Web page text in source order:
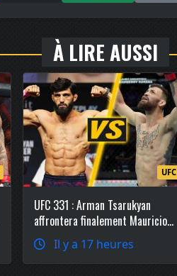
À LIRE AUSSI
UFC
UFC 331 : Arman Tsarukyan
affrontera finalement Mauricio
Ruffy en co-main event
Il y a 17 heures